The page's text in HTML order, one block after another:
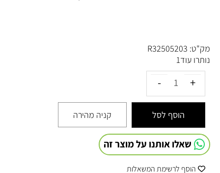
מק"ט: R32505203
נותרו עוד1
הוסף לסל קניה מהירה
שאלו אותנו על מוצר זה
הוסף לרשימת המשאלות